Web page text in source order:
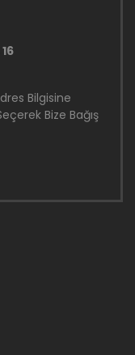
Bilgisine
Bize Bağış